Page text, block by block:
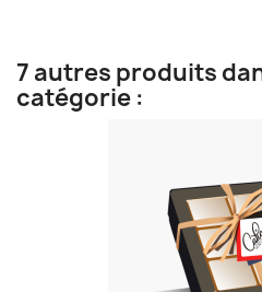
7 autres produits
catégorie :